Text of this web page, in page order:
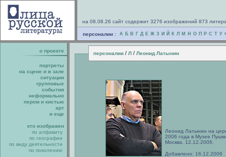
на 08.08.26 сайт содержит 3276 изображений 873
персоналии : А Б В Г Д Е Ж З И Й К Л М Н О П Р С Т У
о проекте персоналии / Л / Леонид Латынин
портреты
на сцене и в зале
ситуации
групповые
события
неформально
пером и кистью
арт
и еще
кто изображен
по алфавиту
по географии
по виду деятельности
по поколению
Леонид Латынин на
2006 года в Музее
Москва, 12.12.2006.
Добавлено: 16.12.2006